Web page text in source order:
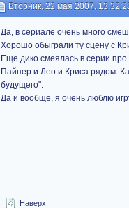
Вторник, 22 мая 2007,
Да, в сериале очень много
Хорошо обыграли ту сцену с
Еще дико смеялась в серии
Пайпер и Лео и Криса рядом.
будущего".
Да и вообще, я очень люблю
Наверх